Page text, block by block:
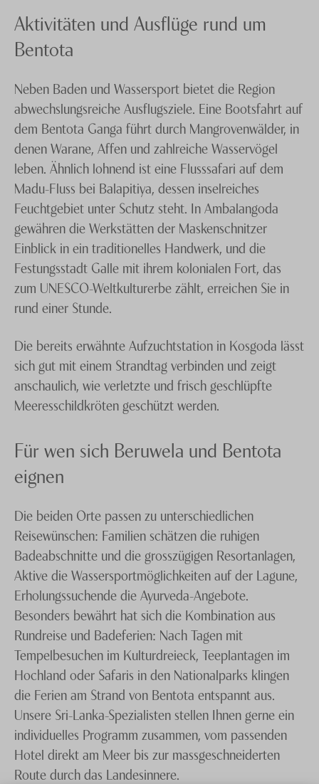
muslimischen Siedlungen der Insel.
Zudem hat sich die Region als Zentrum für Ayurveda
etabliert: Mehrere Häuser haben sich auf die
traditionelle Heilkunst spezialisiert und bieten
mehrwöchige Kuren ebenso an wie sanfte
Einsteigerprogramme.
Aktivitäten und Ausflüge rund um
Bentota
Neben Baden und Wassersport bietet die Region
abwechslungsreiche Ausflugsziele. Eine Bootsfahrt auf
dem Bentota Ganga führt durch Mangrovenwälder, in
denen Warane, Affen und zahlreiche Wasservögel
leben. Ähnlich lohnend ist eine Flusssafari auf dem
Madu-Fluss bei Balapitiya, dessen inselreiches
Feuchtgebiet unter Schutz steht. In Ambalangoda
gewähren die Werkstätten der Maskenschnitzer
Einblick in ein traditionelles Handwerk, und die
Festungsstadt Galle mit ihrem kolonialen Fort, das
zum UNESCO-Weltkulturerbe zählt, erreichen Sie in
rund einer Stunde.
Die bereits erwähnte Aufzuchtstation in Kosgoda lässt
sich gut mit einem Strandtag verbinden und zeigt
anschaulich, wie verletzte und frisch geschlüpfte
Meeresschildkröten geschützt werden.
Für wen sich Beruwela und Bentota
eignen
Die beiden Orte passen zu unterschiedlichen
Reisewünschen: Familien schätzen die ruhigen
Badeabschnitte und die grosszügigen Resortanlagen,
Aktive die Wassersportmöglichkeiten auf der Lagune,
Erholungssuchende die Ayurveda-Angebote.
Besonders bewährt hat sich die Kombination aus
Rundreise und Badeferien: Nach Tagen mit
Tempelbesuchen im Kulturdreieck, Teeplantagen im
Hochland oder Safaris in den Nationalparks klingen
die Ferien am Strand von Bentota entspannt aus.
Unsere Sri-Lanka-Spezialisten stellen Ihnen gerne ein
individuelles Programm zusammen, vom passenden
Hotel direkt am Meer bis zur massgeschneiderten
Route durch das Landesinnere.